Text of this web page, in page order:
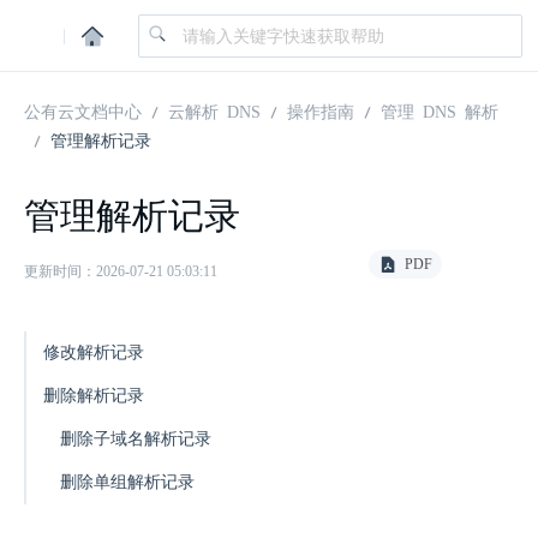
|
公有云文档中心 云解析 DNS 操作指南
管理 DNS 解析
管理解析记录
管理解析记录
更新时间：2026-07-21 05:03:11 PDF
修改解析记录
删除解析记录
删除子域名解析记录
删除单组解析记录